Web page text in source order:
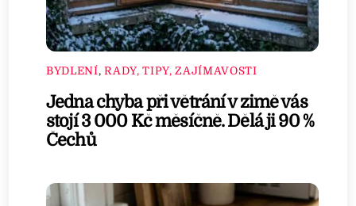
BYDLENÍ,RADY, TIPY, ZAJÍMAVOSTI
Jedna chyba při větrání v zimě vás
stojí 3 000 Kč měsíčně. Dělá ji 90 %
Čechů